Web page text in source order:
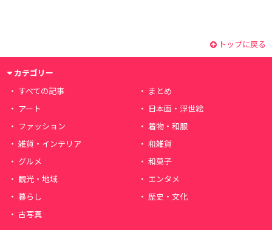
トップに戻る
カテゴリー
すべての記事
まとめ
アート
日本画・浮世絵
ファッション
着物・和服
雑貨・インテリア
和雑貨
グルメ
和菓子
観光・地域
エンタメ
暮らし
歴史・文化
古写真